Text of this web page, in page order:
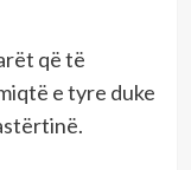
që të
e tyre duke